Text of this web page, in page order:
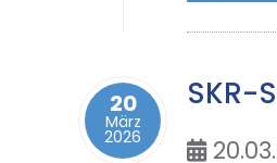
20
März
2026
SKR-